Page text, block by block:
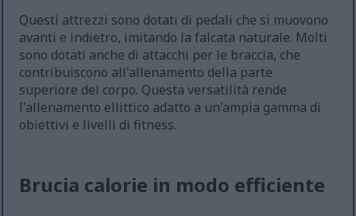
Questi attrezzi sono dotati di pedali che si muovono
avanti e indietro, imitando la falcata naturale. Molti
sono dotati anche di attacchi per le braccia, che
contribuiscono all'allenamento della parte
superiore del corpo. Questa versatilità rende
l'allenamento ellittico adatto a un'ampia gamma di
obiettivi e livelli di fitness.
Brucia calorie in modo efficiente